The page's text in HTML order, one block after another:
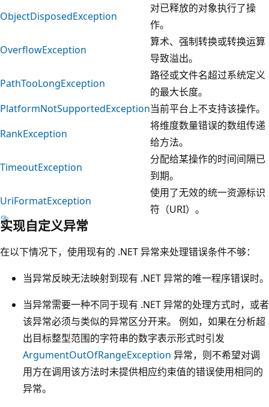
ObjectDisposedException
对已释放的对象执行了操
作。
OverflowException
算术、强制转换或转换运算
导致溢出。
PathTooLongException
路径或文件名超过系统定义
的最大长度。
PlatformNotSupportedException当前平台上不支持该操作。
RankException
将维度数量错误的数组传递
给方法。
TimeoutException
分配给某操作的时间间隔已
到期。
UriFormatException
使用了无效的统一资源标识
符（URI）。
实现自定义异常
在以下情况下，使用现有的 .NET 异常来处理错误条件不够：
当异常反映无法映射到现有 .NET 异常的唯一程序错误时。
当异常需要一种不同于现有 .NET 异常的处理方式时，或者
该异常必须与类似的异常区分开来。 例如，如果在分析超
出目标整型范围的字符串的数字表示形式时引发
ArgumentOutOfRangeException 异常，则不希望对调
用方在调用该方法时未提供相应约束值的错误使用相同的
异常。